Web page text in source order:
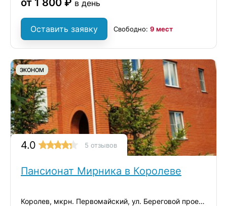
от 1 800 ₽ в день
Оставить заявку Свободно: 9 мест
ЭКОНОМ
4.0 5 отзывов
Пансионат Мирника в Королеве
Королев, мкрн. Первомайский, ул. Береговой проезд, д.2